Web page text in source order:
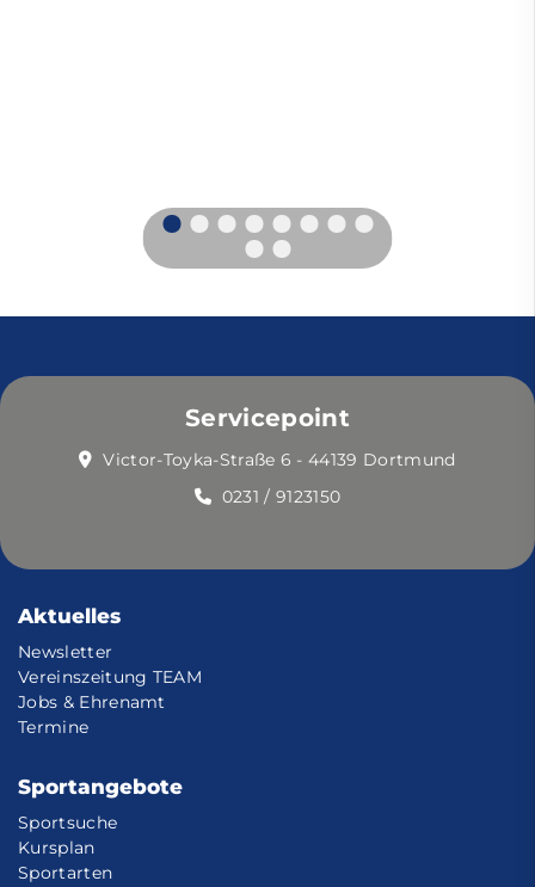
Servicepoint
Victor-Toyka-Straße 6 - 44139 Dortmund
0231 / 9123150
Aktuelles
Newsletter
Vereinszeitung TEAM
Jobs & Ehrenamt
Termine
Sportangebote
Sportsuche
Kursplan
Sportarten